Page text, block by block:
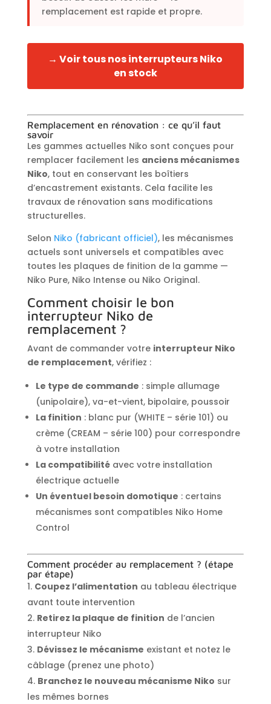
remplacement est rapide et propre.
→ Voir tous nos interrupteurs Niko
en stock
Remplacement en rénovation : ce qu’il faut
savoir
Les gammes actuelles Niko sont conçues pour
remplacer facilement les anciens mécanismes
Niko, tout en conservant les boîtiers
d’encastrement existants. Cela facilite les
travaux de rénovation sans modifications
structurelles.
Selon Niko (fabricant officiel), les mécanismes
actuels sont universels et compatibles avec
toutes les plaques de finition de la gamme —
Niko Pure, Niko Intense ou Niko Original.
Comment choisir le bon
interrupteur Niko de
remplacement ?
Avant de commander votre interrupteur Niko
de remplacement, vérifiez :
Le type de commande : simple allumage
(unipolaire), va-et-vient, bipolaire, poussoir
La finition : blanc pur (WHITE – série 101) ou
crème (CREAM – série 100) pour correspondre
à votre installation
La compatibilitéavec votre installation
électrique actuelle
Un éventuel besoin domotique : certains
mécanismes sont compatibles Niko Home
Control
Comment procéder au remplacement ? (étape
par étape)
Coupez l’alimentation au tableau électrique
avant toute intervention
Retirez la plaque de finition de l’ancien
interrupteur Niko
Dévissez le mécanisme existant et notez le
câblage (prenez une photo)
Branchez le nouveau mécanisme Niko sur
les mêmes bornes